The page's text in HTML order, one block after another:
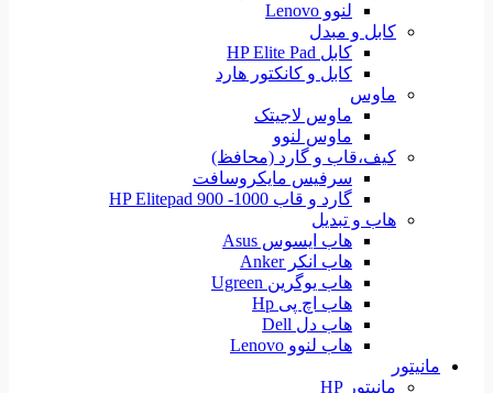
لنوو Lenovo
کابل و مبدل
کابل HP Elite Pad
کابل و کانکتور هارد
ماوس
ماوس لاجیتک
ماوس لنوو
کیف،قاب و گارد (محافظ)
سرفیس مایکروسافت
گارد و قاب HP Elitepad 900 -1000
هاب و تبدیل
هاب ایسوس Asus
هاب انکر Anker
هاب یوگرین Ugreen
هاب اچ پی Hp
هاب دل Dell
هاب لنوو Lenovo
مانیتور
مانیتور HP